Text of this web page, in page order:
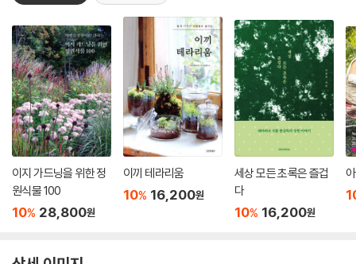
이지 가드닝을 위한 정
원식물 100
10% 28,800원
이끼 테라리움
10% 16,200원
세상 모든 초록은 즐겁
다
10% 16,200원